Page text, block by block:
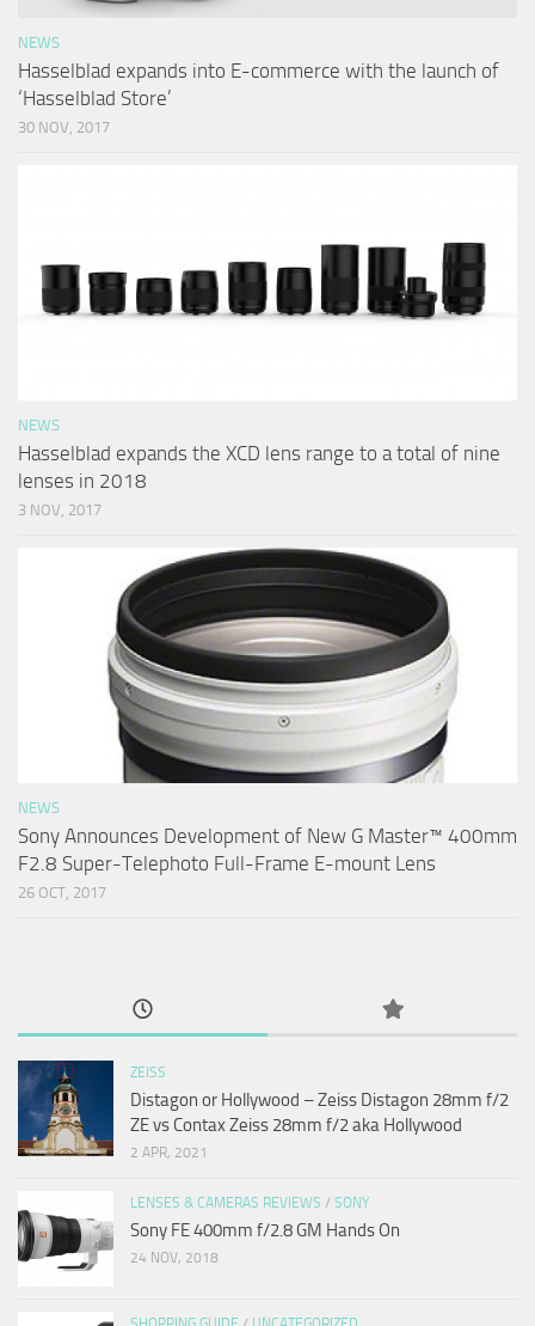
NEWS
Hasselblad expands into E-commerce with the launch of
‘Hasselblad Store’
30 NOV, 2017
NEWS
Hasselblad expands the XCD lens range to a total of nine
lenses in 2018
3 NOV, 2017
NEWS
Sony Announces Development of New G Master™ 400mm
F2.8 Super-Telephoto Full-Frame E-mount Lens
26 OCT, 2017
ZEISS
Distagon or Hollywood – Zeiss Distagon 28mm f/2
ZE vs Contax Zeiss 28mm f/2 aka Hollywood
2 APR, 2021
LENSES & CAMERAS REVIEWS / SONY
Sony FE 400mm f/2.8 GM Hands On
24 NOV, 2018